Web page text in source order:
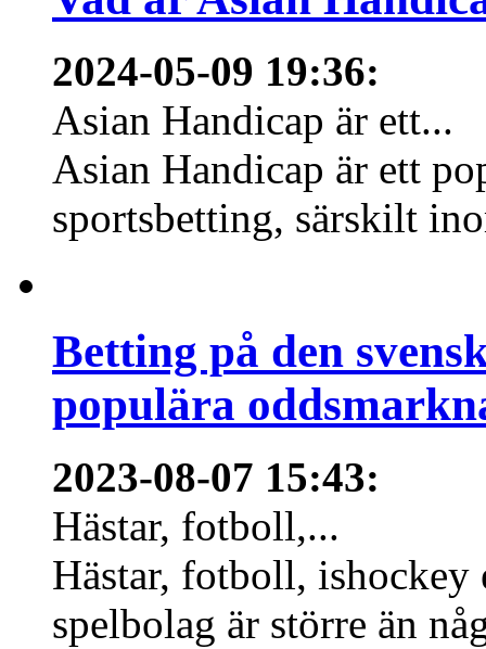
2024-05-09 19:36:
Asian Handicap är ett...
Asian Handicap är ett
sportsbetting, särskilt
Betting på den
populära
2023-08-07 15:43:
Hästar, fotboll,...
Hästar, fotboll,
spelbolag är större än